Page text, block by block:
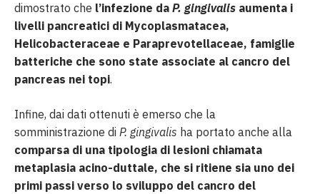
dimostrato che l’infezione da P. gingivalis aumenta i
livelli pancreatici di Mycoplasmatacea,
Helicobacteraceae e Paraprevotellaceae, famiglie
batteriche che sono state associate al cancro del
pancreas nei topi.
Infine, dai dati ottenuti è emerso che la
somministrazione di P. gingivalis ha portato anche alla
comparsa di una tipologia di lesioni chiamata
metaplasia acino-duttale, che si ritiene sia uno dei
primi passi verso lo sviluppo del cancro del